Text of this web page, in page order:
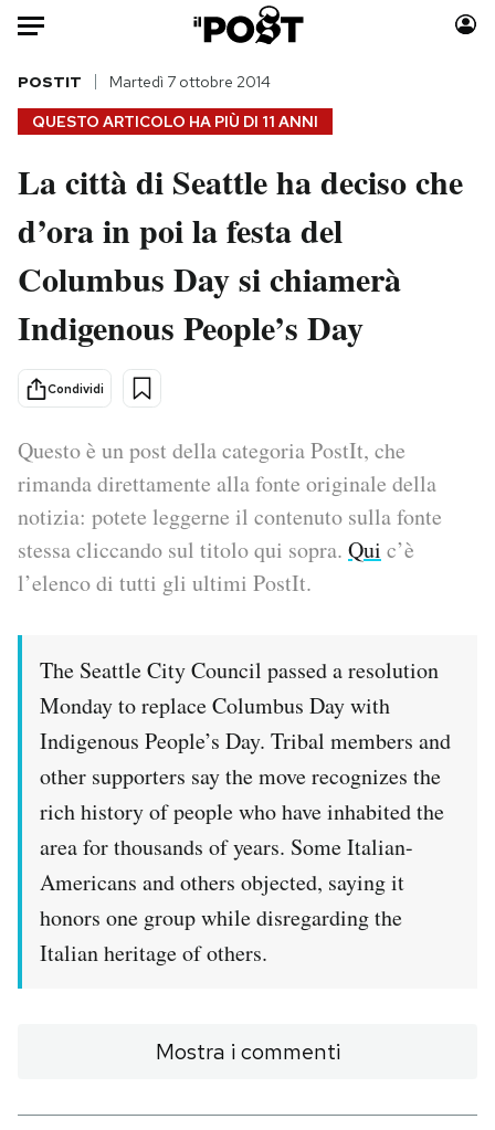
Auto
HOME
Italia
Politica
Tecnologia
Scienza
Cultura
Economia
Sport
Moda
Consumismi
Storie/Idee
Media
Mondiali calcio 2026
PODCAST
I MIEI PREFERITI
SHOP
CALENDARIO
Area Personale
Hai bisogno di aiuto?
QUESTO ARTICOLO HA PIÙ DI 11 ANNI
POSTIT Martedì 7 ottobre 2014
La città di Seattle ha deciso che
d’ora in poi la festa del
Columbus Day si chiamerà
Indigenous People’s Day
Condividi
Questo è un post della categoria PostIt, che
rimanda direttamente alla fonte originale della
notizia: potete leggerne il contenuto sulla fonte
stessa cliccando sul titolo qui sopra. Qui c’è
l’elenco di tutti gli ultimi PostIt.
The Seattle City Council passed a resolution
Monday to replace Columbus Day with
Indigenous People’s Day. Tribal members and
other supporters say the move recognizes the
rich history of people who have inhabited the
area for thousands of years. Some Italian-
Americans and others objected, saying it
honors one group while disregarding the
Italian heritage of others.
Mostra i commenti